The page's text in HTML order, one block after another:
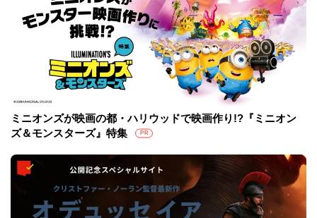
ミニオンズが映画の都・ハリウッドで映画作り!?『ミニオン
ズ＆モンスターズ』特集
PR